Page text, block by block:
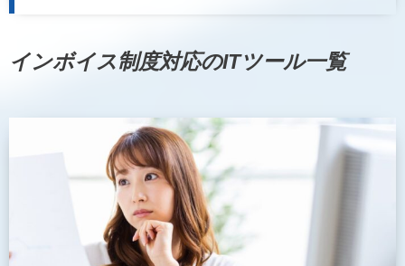
インボイス制度対応のITツール一覧